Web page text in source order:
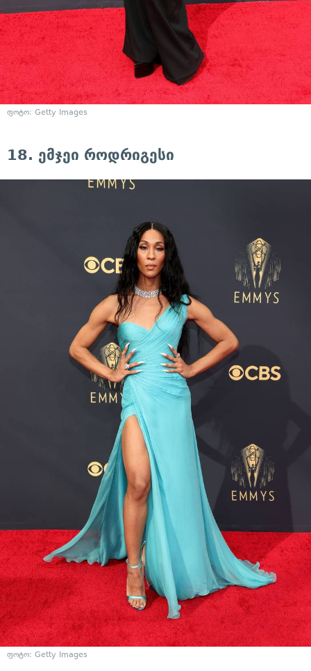
ფოტო: Getty Images
18. ემჯეი როდრიგესი
ფოტო: Getty Images